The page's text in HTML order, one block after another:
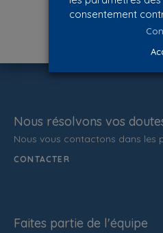
Nous résolvons vos
Nous vous contactons dans les
CONTACTER
Faites partie de l'équipe
consentement